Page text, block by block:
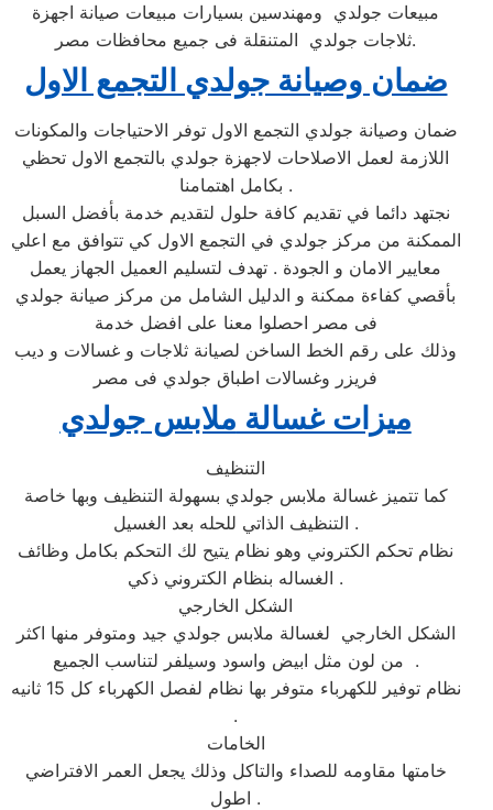
مبيعات جولدي ومهندسين بسيارات مبيعات صيانة اجهزة
ثلاجات جولدي المتنقلة فى جميع محافظات مصر.
ضمان وصيانة جولدي التجمع الاول
ضمان وصيانة جولدي التجمع الاول توفر الاحتياجات والمكونات
اللازمة لعمل الاصلاحات لاجهزة جولدي بالتجمع الاول تحظي
بكامل اهتمامنا .
نجتهد دائما في تقديم كافة حلول لتقديم خدمة بأفضل السبل
الممكنة من مركز جولدي في التجمع الاول كي تتوافق مع اعلي
معايير الامان و الجودة . تهدف لتسليم العميل الجهاز يعمل
بأقصي كفاءة ممكنة و الدليل الشامل من مركز صيانة جولدي
فى مصر احصلوا معنا على افضل خدمة
وذلك على رقم الخط الساخن لصيانة ثلاجات و غسالات و ديب
فريزر وغسالات اطباق جولدي فى مصر
ميزات غسالة ملابسجولدي
التنظيف
كما تتميز غسالة ملابس جولدي بسهولة التنظيف وبها خاصة
التنظيف الذاتي للحله بعد الغسيل .
نظام تحكم الكتروني وهو نظام يتيح لك التحكم بكامل وظائف
الغساله بنظام الكتروني ذكي .
الشكل الخارجي
الشكل الخارجي لغسالة ملابس جولدي جيد ومتوفر منها اكثر
من لون مثل ابيض واسود وسيلفر لتناسب الجميع .
نظام توفير للكهرباء متوفر بها نظام لفصل الكهرباء كل 15 ثانيه
.
الخامات
خامتها مقاومه للصداء والتاكل وذلك يجعل العمر الافتراضي
اطول .